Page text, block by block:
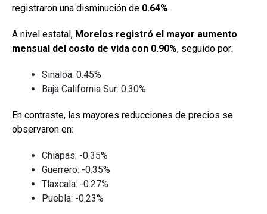
registraron una disminución de 0.64%.
A nivel estatal, Morelos registró el mayor aumento
mensual del costo de vida con 0.90%, seguido por:
Sinaloa: 0.45%
Baja California Sur: 0.30%
En contraste, las mayores reducciones de precios se
observaron en:
Chiapas: -0.35%
Guerrero: -0.35%
Tlaxcala: -0.27%
Puebla: -0.23%